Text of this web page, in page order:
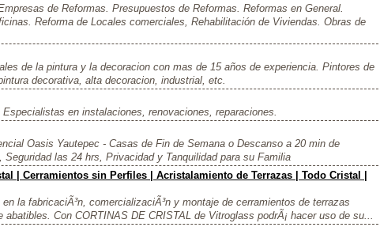
de Reformas. Presupuestos de Reformas. Reformas en General.
Reforma de Locales comerciales, Rehabilitación de Viviendas. Obras de
de la pintura y la decoracion con mas de 15 años de experiencia. Pintores de
decorativa, alta decoracion, industrial, etc.
en instalaciones, renovaciones, reparaciones.
Oasis Yautepec - Casas de Fin de Semana o Descanso a 20 min de
las 24 hrs, Privacidad y Tanquilidad para su Familia
| Cerramientos sin Perfiles | Acristalamiento de Terrazas | Todo Cristal |
la fabricaciÃ³n, comercializaciÃ³n y montaje de cerramientos de terrazas
Con CORTINAS DE CRISTAL de Vitroglass podrÃ¡ hacer uso de su...